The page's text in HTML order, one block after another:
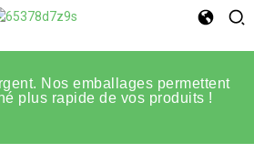
Nos emballages permettent
plus rapide de vos produits !